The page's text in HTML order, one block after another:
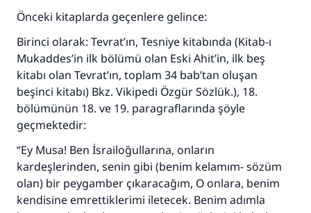
Önceki kitaplarda geçenlere gelince:
Birinci olarak: Tevrat’ın, Tesniye kitabında (Kitab-ı
Mukaddes’in ilk bölümü olan Eski Ahit’in, ilk beş
kitabı olan Tevrat’ın, toplam 34 bab’tan oluşan
beşinci kitabı) Bkz. Vikipedi Özgür Sözlük.), 18.
bölümünün 18. ve 19. paragraflarında şöyle
geçmektedir:
“Ey Musa! Ben İsrailoğullarına, onların
kardeşlerinden, senin gibi (benim kelamım- sözüm
olan) bir peygamber çıkaracağım, O onlara, benim
kendisine emrettiklerimi iletecek. Benim adımla